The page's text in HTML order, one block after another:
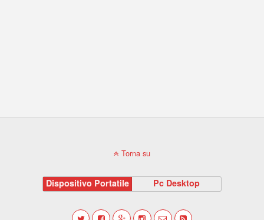
Torna su
Dispositivo Portatile Pc Desktop